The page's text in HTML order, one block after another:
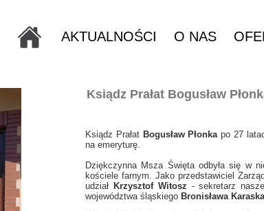
Ksiądz Prałat Bogusław Płonkapo 27
na emeryturę.
Dziękczynna Msza Święta odbyła się w
kościele farnym. Jako przedstawiciel
udział Krzysztof Witosz - sekretarz
województwa śląskiego Bronisława Karaska
Ksiądz Prałat Bogusław
AKTUALNOŚCI O NAS